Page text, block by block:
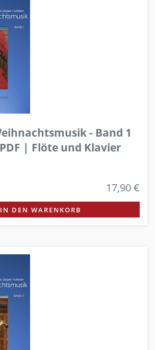
- Band 1
| Flöte und Klavier
17,90 €
IN DEN WARENKORB